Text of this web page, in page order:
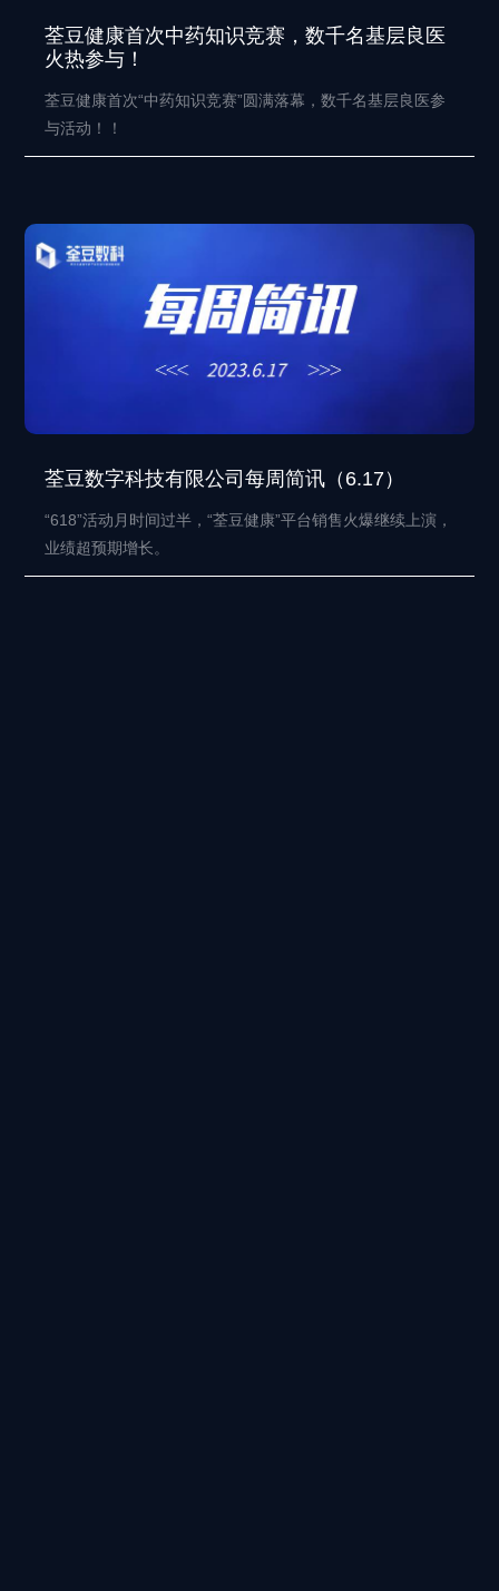
荃豆健康首次中药知识竞赛，数千名基层良医
火热参与！
荃豆健康首次“中药知识竞赛”圆满落幕，数千名基层良医参
与活动！！
荃豆数字科技有限公司每周简讯（6.17）
“618”活动月时间过半，“荃豆健康”平台销售火爆继续上演，
业绩超预期增长。